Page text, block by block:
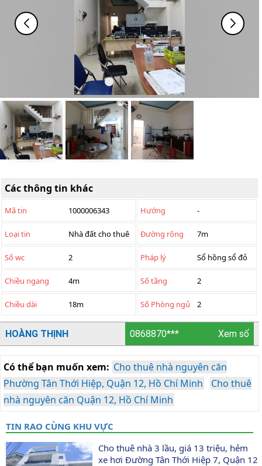
Các thông tin khác
Mã tin 1000006343 Hướng -
Loại tin Nhà đất cho thuê Đường rộng 7m
Số wc 2 Pháp lý Sổ hồng sổ đỏ
Chiều ngang 4m Số tầng 2
Chiều dài 18m Số Phòng ngủ 2
HOÀNG THỊNH 0868870*** Xem số
Có thể bạn muốn xem: Cho thuê nhà nguyên căn
Phường Tân Thới Hiệp, Quận 12, Hồ Chí Minh
Cho thuê
nhà nguyên căn Quận 12, Hồ Chí Minh
TIN RAO CÙNG KHU VỰC
Cho thuê nhà 3 lầu, giá 13 triệu, hẻm
xe hơi Đường Tân Thới Hiệp 7, Quận 12